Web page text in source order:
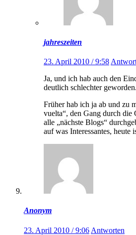
jahreszeiten
23. April 2010 / 9:58
Ja, und ich hab auch den
deutlich schlechter geworden.
Früher hab ich ja ab und zu
vuelta“, den Gang durch die
alle „nächste Blogs“
auf was Interessantes, heute
Anonym
23. April 2010 / 9:06 Antworten